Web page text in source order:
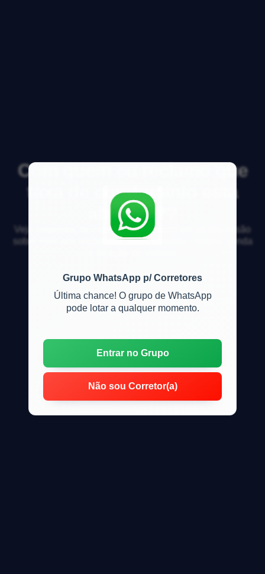
Grupo WhatsApp p/ Corretores
Última chance! O grupo de WhatsApp
pode lotar a qualquer momento.
Entrar no Grupo
Não sou Corretor(a)
Com quem eu reclamo que
taxa de condomínio está
abusiva??
Veja respostas de especialistas e participe da discussão
sobre mercado imobiliário, financiamento, compra, venda